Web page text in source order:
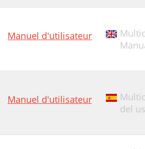
Manuel d'utilisateur
Manuel d'utilisateur
del